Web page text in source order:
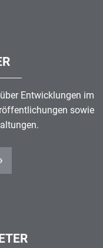
Entwicklungen im
sowie